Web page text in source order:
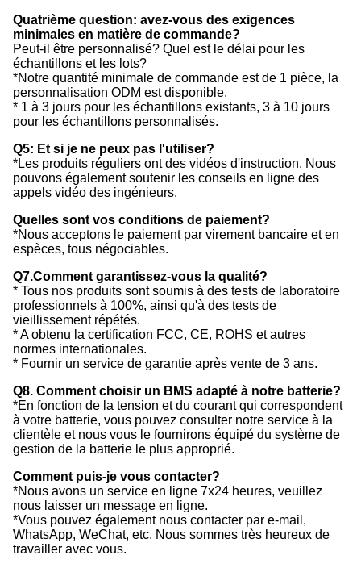
Quatrième question: avez-vous des exigences
minimales en matière de commande?
Peut-il être personnalisé? Quel est le délai pour les
échantillons et les lots?
*Notre quantité minimale de commande est de 1 pièce, la
personnalisation ODM est disponible.
* 1 à 3 jours pour les échantillons existants, 3 à 10 jours
pour les échantillons personnalisés.
Q5: Et si je ne peux pas l'utiliser?
*Les produits réguliers ont des vidéos d'instruction, Nous
pouvons également soutenir les conseils en ligne des
appels vidéo des ingénieurs.
Quelles sont vos conditions de paiement?
*Nous acceptons le paiement par virement bancaire et en
espèces, tous négociables.
Q7.Comment garantissez-vous la qualité?
* Tous nos produits sont soumis à des tests de laboratoire
professionnels à 100%, ainsi qu'à des tests de
vieillissement répétés.
* A obtenu la certification FCC, CE, ROHS et autres
normes internationales.
* Fournir un service de garantie après vente de 3 ans.
Q8. Comment choisir un BMS adapté à notre batterie?
*En fonction de la tension et du courant qui correspondent
à votre batterie, vous pouvez consulter notre service à la
clientèle et nous vous le fournirons équipé du système de
gestion de la batterie le plus approprié.
Comment puis-je vous contacter?
*Nous avons un service en ligne 7x24 heures, veuillez
nous laisser un message en ligne.
*Vous pouvez également nous contacter par e-mail,
WhatsApp, WeChat, etc. Nous sommes très heureux de
travailler avec vous.